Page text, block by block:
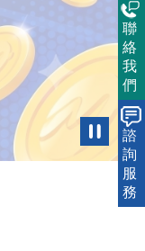
聯
絡
我
們
諮
詢
服
務